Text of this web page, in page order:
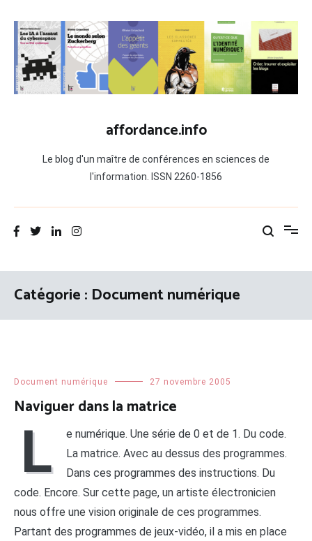
contenu
affordance.info
Le blog d'un maître de conférences en sciences de
l'information. ISSN 2260-1856
Catégorie : Document numérique
Document numérique 27 novembre 2005
Naviguer dans la matrice
L
e numérique. Une série de 0 et de 1. Du code.
La matrice. Avec au dessus des programmes.
Dans ces programmes des instructions. Du
code. Encore. Sur cette page, un artiste électronicien
nous offre une vision originale de ces programmes.
Partant des programmes de jeux-vidéo, il a mis en place